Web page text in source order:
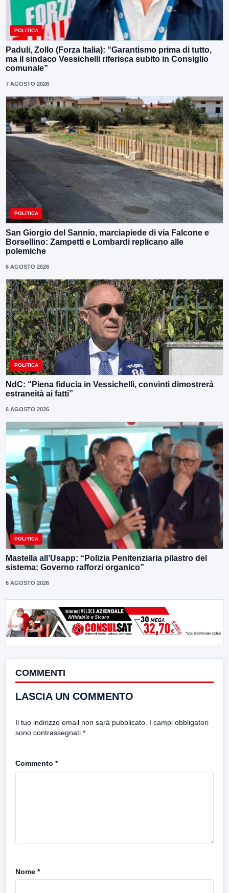
POLITICA
Paduli, Zollo (Forza Italia): “Garantismo prima di tutto,
ma il sindaco Vessichelli riferisca subito in Consiglio
comunale”
7 AGOSTO 2026
POLITICA
San Giorgio del Sannio, marciapiede di via Falcone e
Borsellino: Zampetti e Lombardi replicano alle
polemiche
6 AGOSTO 2026
POLITICA
NdC: “Piena fiducia in Vessichelli, convinti dimostrerà
estraneità ai fatti”
6 AGOSTO 2026
POLITICA
Mastella all’Usapp: “Polizia Penitenziaria pilastro del
sistema: Governo rafforzi organico”
6 AGOSTO 2026
COMMENTI
LASCIA UN COMMENTO
Il tuo indirizzo email non sarà pubblicato. I campi obbligatori
sono contrassegnati *
Commento *
Nome *